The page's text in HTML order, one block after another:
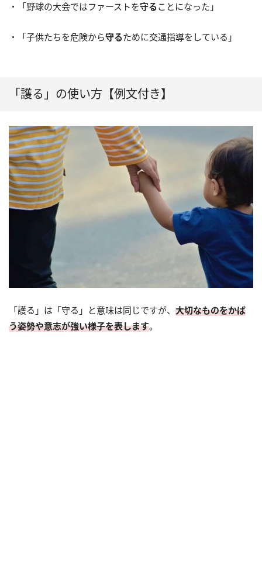
・「野球の大会ではファーストを守る ことになった」
・「子供たちを危険から守るために交通指導をしている」
「護る」の使い方【例文付き】
「護る」は「守る」と意味は同じですが、 大切なものをかば
う姿勢や意志が強い様子を表します。